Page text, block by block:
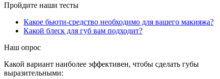
Пройдите наши тесты
Какое бьюти-средство необходимо для вашего макияжа?
Какой блеск для губ вам подходит?
Наш опрос
Какой вариант наиболее эффективен, чтобы сделать губы
выразительными: